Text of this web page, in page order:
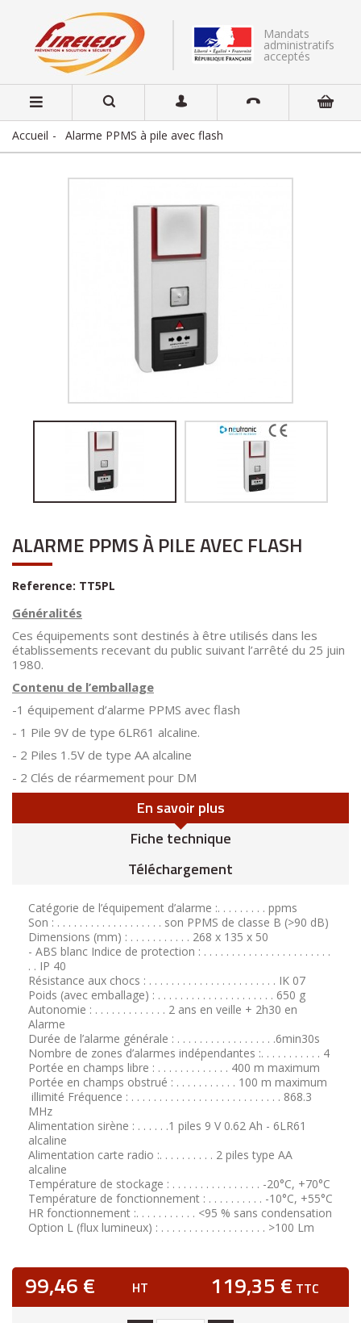
Mandats
administratifs
acceptés
Accueil Alarme PPMS à pile avec flash
ALARME PPMS À PILE AVEC FLASH
Reference: TT5PL
Généralités
Ces équipements sont destinés à être utilisés dans les
établissements recevant du public suivant l’arrêté du 25 juin
1980.
Contenu de l’emballage
-1 équipement d’alarme PPMS avec flash
- 1 Pile 9V de type 6LR61 alcaline.
- 2 Piles 1.5V de type AA alcaline
- 2 Clés de réarmement pour DM
En savoir plus
Fiche technique
Téléchargement
Catégorie de l’équipement d’alarme :. . . . . . . . . ppms
Son : . . . . . . . . . . . . . . . . . . . son PPMS de classe B (>90 dB)
Dimensions (mm) : . . . . . . . . . . . 268 x 135 x 50
- ABS blanc Indice de protection : . . . . . . . . . . . . . . . . . . . . . . .
. . IP 40
Résistance aux chocs : . . . . . . . . . . . . . . . . . . . . . . . IK 07
Poids (avec emballage) : . . . . . . . . . . . . . . . . . . . . . 650 g
Autonomie : . . . . . . . . . . . . . 2 ans en veille + 2h30 en
Alarme
Durée de l’alarme générale : . . . . . . . . . . . . . . . . . .6min30s
Nombre de zones d’alarmes indépendantes :. . . . . . . . . . . 4
Portée en champs libre : . . . . . . . . . . . . . 400 m maximum
Portée en champs obstrué : . . . . . . . . . . . 100 m maximum
illimité Fréquence : . . . . . . . . . . . . . . . . . . . . . . . . . . . 868.3
MHz
Alimentation sirène : . . . . . .1 piles 9 V 0.62 Ah - 6LR61
alcaline
Alimentation carte radio :. . . . . . . . . . 2 piles type AA
alcaline
Température de stockage : . . . . . . . . . . . . . . . . -20°C, +70°C
Température de fonctionnement : . . . . . . . . . . -10°C, +55°C
HR fonctionnement :. . . . . . . . . . . <95 % sans condensation
Option L (flux lumineux) : . . . . . . . . . . . . . . . . . . . >100 Lm
99,46 € HT 119,35 € TTC